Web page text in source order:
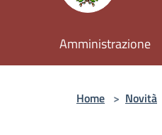
Amministrazione
Home > Novità